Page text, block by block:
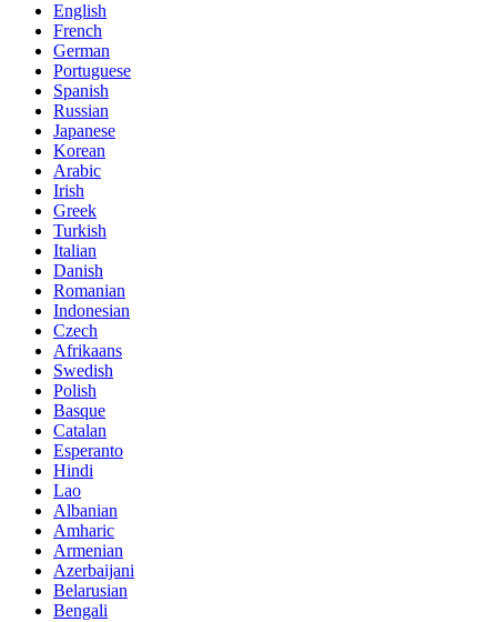
English
French
German
Portuguese
Spanish
Russian
Japanese
Korean
Arabic
Irish
Greek
Turkish
Italian
Danish
Romanian
Indonesian
Czech
Afrikaans
Swedish
Polish
Basque
Catalan
Esperanto
Hindi
Lao
Albanian
Amharic
Armenian
Azerbaijani
Belarusian
Bengali